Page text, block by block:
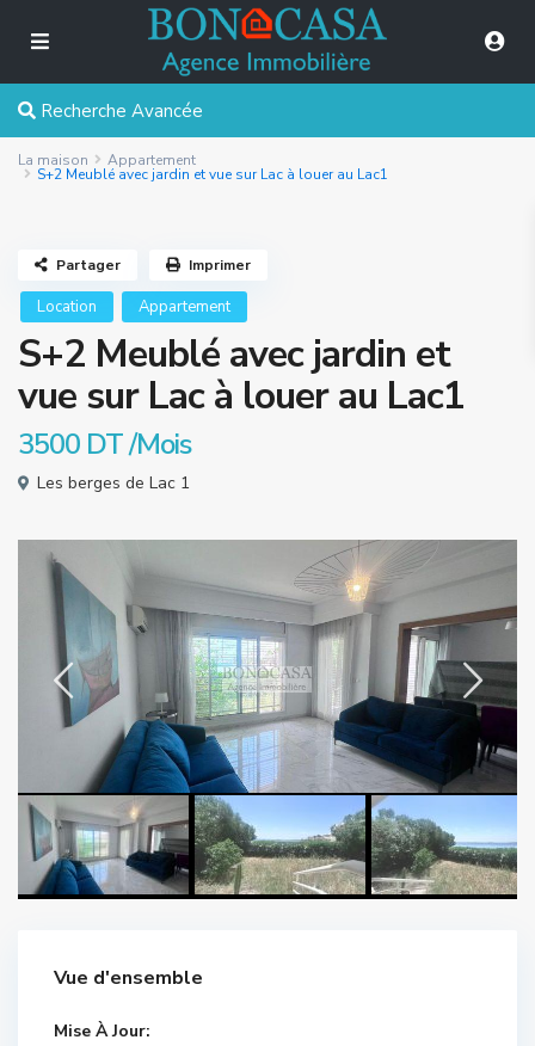
Recherche Avancée
La maison Appartement
S+2 Meublé avec jardin et vue sur Lac à louer au Lac1
Location Appartement
S+2 Meublé avec jardin et
vue sur Lac à louer au Lac1
3500 DT/Mois
Les berges de Lac 1
Partager Imprimer
Vue d'ensemble
Mise À Jour: